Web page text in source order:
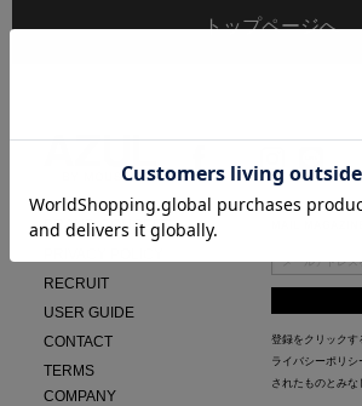
トップページへ
BRAND CONCEPT
RECRUIT
USER GUIDE
CONTACT
TERMS
COMPANY
登録をクリックす
ライバシーポリシ
されたものとみな